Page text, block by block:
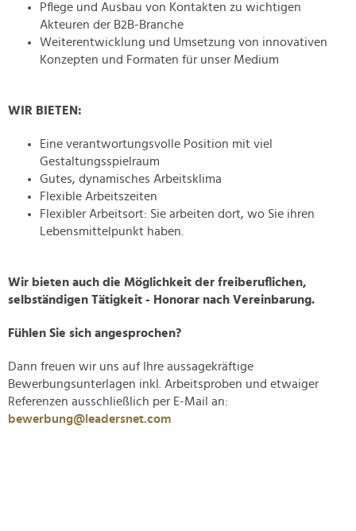
Pflege und Ausbau von Kontakten zu wichtigen
Akteuren der B2B-Branche
Weiterentwicklung und Umsetzung von innovativen
Konzepten und Formaten für unser Medium
WIR BIETEN:
Eine verantwortungsvolle Position mit viel
Gestaltungsspielraum
Gutes, dynamisches Arbeitsklima
Flexible Arbeitszeiten
Flexibler Arbeitsort: Sie arbeiten dort, wo Sie ihren
Lebensmittelpunkt haben.
Wir bieten auch die Möglichkeit der freiberuflichen,
selbständigen Tätigkeit - Honorar nach Vereinbarung.
Fühlen Sie sich angesprochen?
Dann freuen wir uns auf Ihre aussagekräftige
Bewerbungsunterlagen inkl. Arbeitsproben und etwaiger
Referenzen ausschließlich per E-Mail an:
bewerbung@leadersnet.com